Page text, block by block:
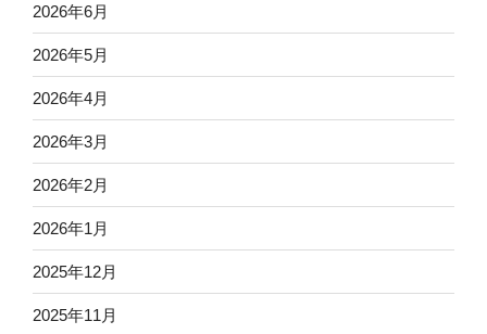
2026年6月
2026年5月
2026年4月
2026年3月
2026年2月
2026年1月
2025年12月
2025年11月